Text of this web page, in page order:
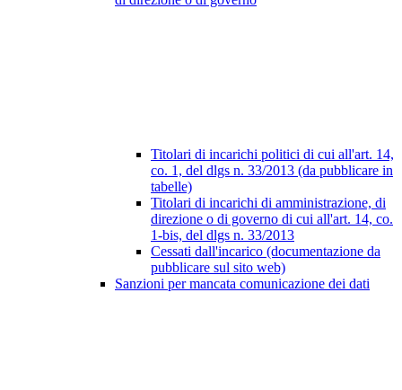
Titolari di incarichi politici di cui all'art. 14,
co. 1, del dlgs n. 33/2013 (da pubblicare in
tabelle)
Titolari di incarichi di amministrazione, di
direzione o di governo di cui all'art. 14, co.
1-bis, del dlgs n. 33/2013
Cessati dall'incarico (documentazione da
pubblicare sul sito web)
Sanzioni per mancata comunicazione dei dati